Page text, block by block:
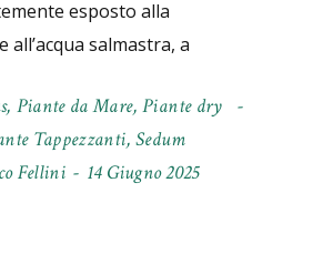
esposto alla
all’acqua salmastra, a
, Piante da Mare,Piante dry
Tappezzanti,Sedum
Fellini 14 Giugno 2025